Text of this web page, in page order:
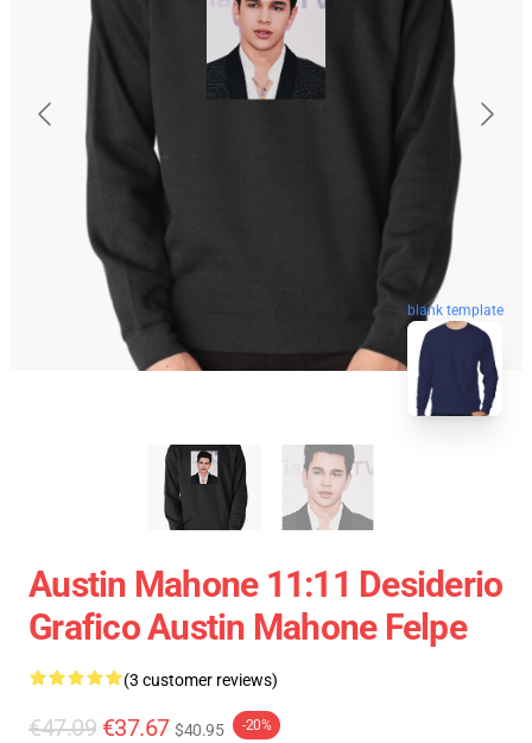
blank template
Austin Mahone 11:11 Desiderio
Grafico Austin Mahone Felpe
(3 customer reviews)
€47.09 €37.67 $40.95 -20%